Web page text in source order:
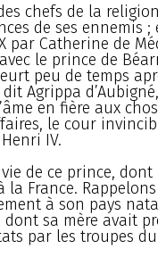
chefs de la
de ses ennemis ;
par Catherine de
le prince de
peu de temps
Agrippa
en fière aux
le cour
IV.
de ce prince, dont
France.
à son pays
sa mère avait
par les troupes